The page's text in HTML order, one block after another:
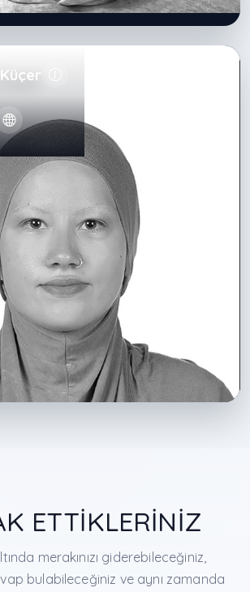
ETTİKLERİNİZ
merakınızı giderebileceğiniz,
bulabileceğiniz ve aynı zamanda